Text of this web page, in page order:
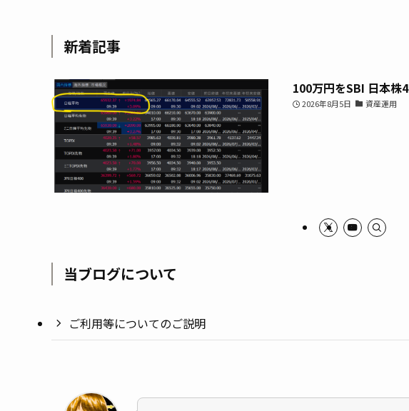
新着記事
100万円をSBI 日本株
2026年8月5日 資産運用
当ブログについて
ご利用等についてのご説明